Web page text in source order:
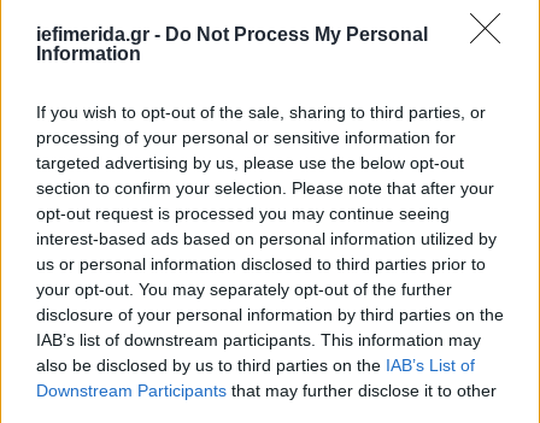
iefimerida.gr - Do Not Process My Personal
Information
If you wish to opt-out of the sale, sharing to third parties, or
processing of your personal or sensitive information for
targeted advertising by us, please use the below opt-out
section to confirm your selection. Please note that after your
opt-out request is processed you may continue seeing
interest-based ads based on personal information utilized by
us or personal information disclosed to third parties prior to
your opt-out. You may separately opt-out of the further
disclosure of your personal information by third parties on the
IAB’s list of downstream participants. This information may
also be disclosed by us to third parties on the IAB’s List of
Downstream Participants that may further disclose it to other
Καθυστερήσεις σημειώνονται επίσης στη Λεωφόρο
Αθηνών, από το Δαφνί έως τον Σκαραμαγκά, ενώ
στη Λεωφόρο Κηφισίας η κίνηση στο ρεύμα ανόδου
ξεκινά από τη συμβολή με τη Λεωφόρο Αλεξάνδρας
και φτάνει έως την Πεντέλη.
Προβληματική είναι η κατάσταση και στο κέντρο
της πόλης, με αυξημένη κίνηση σε βασικούς
δρόμους, όπως η Αλεξάνδρας, η Μεσογείων, η
Κατεχάκη (ρεύμα από Ηλιούπολη), η Βασιλέως